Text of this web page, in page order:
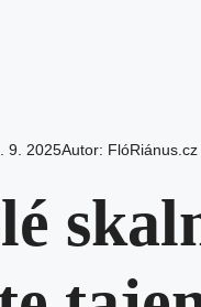
9. 2025Autor: FlóRiánus.cz